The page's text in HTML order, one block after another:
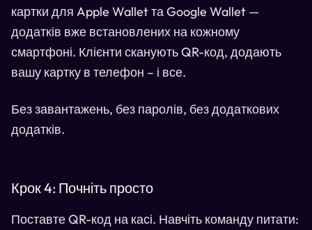
картки для Apple Wallet та Google Wallet —
додатків вже встановлених на кожному
смартфоні. Клієнти сканують QR-код, додають
вашу картку в телефон – і все.
Без завантажень, без паролів, без додаткових
додатків.
Крок 4: Почніть просто
Поставте QR-код на касі. Навчіть команду питати: